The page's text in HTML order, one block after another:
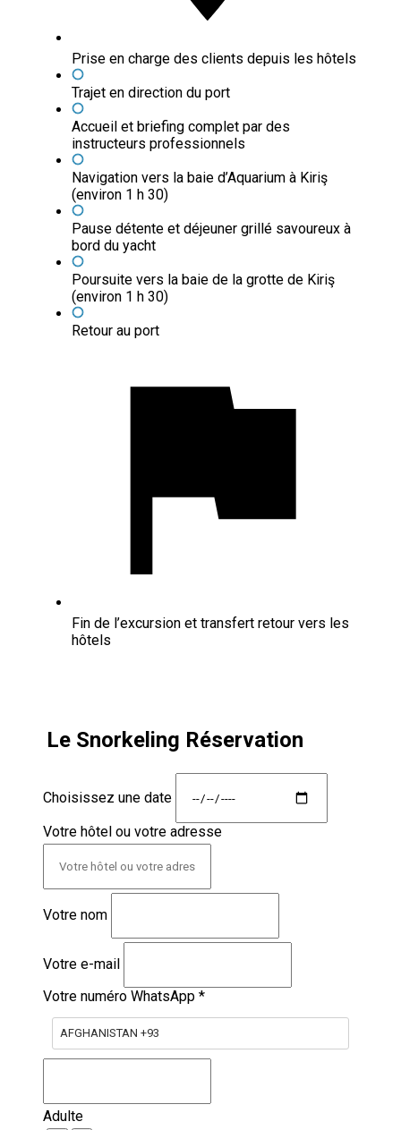
Prise en charge des clients depuis les hôtels
Trajet en direction du port
Accueil et briefing complet par des
instructeurs professionnels
Navigation vers la baie d’Aquarium à Kiriş
(environ 1 h 30)
Pause détente et déjeuner grillé savoureux à
bord du yacht
Poursuite vers la baie de la grotte de Kiriş
(environ 1 h 30)
Retour au port
Fin de l’excursion et transfert retour vers les
hôtels
Le Snorkeling Réservation
Choisissez une date
Votre hôtel ou votre adresse
Votre nom
Votre e-mail
Votre numéro WhatsApp *
AFGHANISTAN +93
Adulte